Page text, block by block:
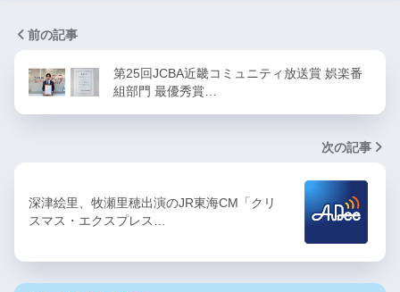
前の記事
第25回JCBA近畿コミュニティ放送賞 娯楽番
組部門 最優秀賞…
次の記事
深津絵里、牧瀬里穂出演のJR東海CM「クリ
スマス・エクスプレス…